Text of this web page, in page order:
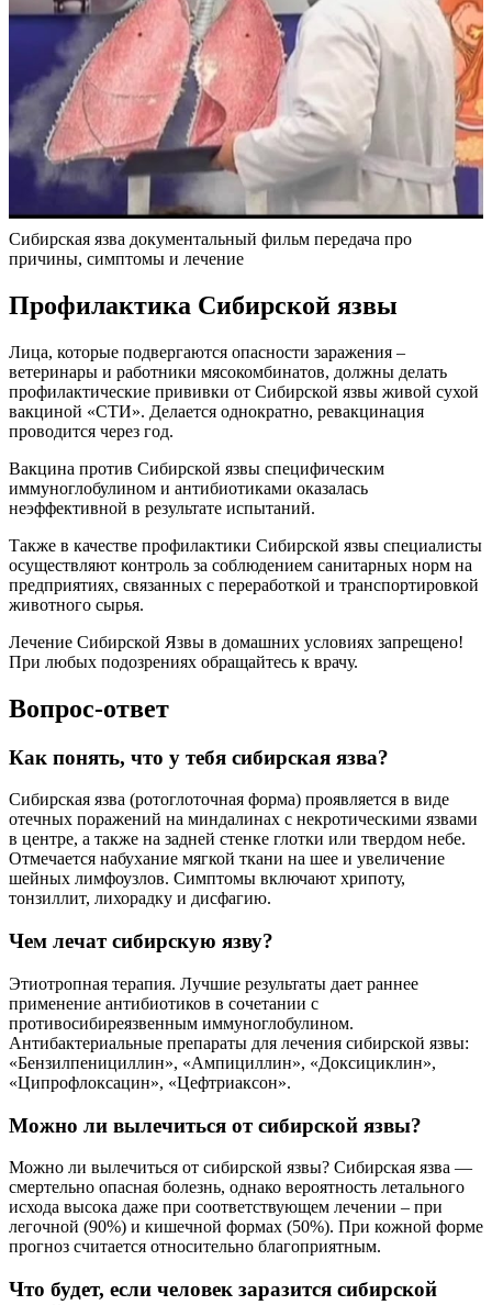
Сибирская язва документальный фильм передача про
причины, симптомы и лечение
Профилактика Сибирской язвы
Лица, которые подвергаются опасности заражения –
ветеринары и работники мясокомбинатов, должны делать
профилактические прививки от Сибирской язвы живой сухой
вакциной «СТИ». Делается однократно, ревакцинация
проводится через год.
Вакцина против Сибирской язвы специфическим
иммуноглобулином и антибиотиками оказалась
неэффективной в результате испытаний.
Также в качестве профилактики Сибирской язвы специалисты
осуществляют контроль за соблюдением санитарных норм на
предприятиях, связанных с переработкой и транспортировкой
животного сырья.
Лечение Сибирской Язвы в домашних условиях запрещено!
При любых подозрениях обращайтесь к врачу.
Вопрос-ответ
Как понять, что у тебя сибирская язва?
Сибирская язва (ротоглоточная форма) проявляется в виде
отечных поражений на миндалинах с некротическими язвами
в центре, а также на задней стенке глотки или твердом небе.
Отмечается набухание мягкой ткани на шее и увеличение
шейных лимфоузлов. Симптомы включают хрипоту,
тонзиллит, лихорадку и дисфагию.
Чем лечат сибирскую язву?
Этиотропная терапия. Лучшие результаты дает раннее
применение антибиотиков в сочетании с
противосибиреязвенным иммуноглобулином.
Антибактериальные препараты для лечения сибирской язвы:
«Бензилпенициллин», «Ампициллин», «Доксициклин»,
«Ципрофлоксацин», «Цефтриаксон».
Можно ли вылечиться от сибирской язвы?
Можно ли вылечиться от сибирской язвы? Сибирская язва —
смертельно опасная болезнь, однако вероятность летального
исхода высока даже при соответствующем лечении – при
легочной (90%) и кишечной формах (50%). При кожной форме
прогноз считается относительно благоприятным.
Что будет, если человек заразится сибирской